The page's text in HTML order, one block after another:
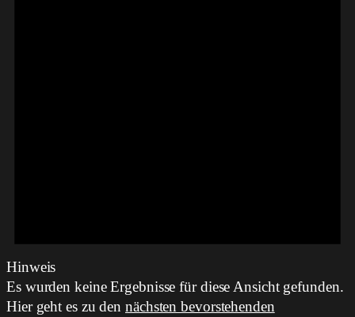
Hinweis
Es wurden keine Ergebnisse für diese Ansicht gefunden.
Hier geht es zu den nächsten bevorstehenden